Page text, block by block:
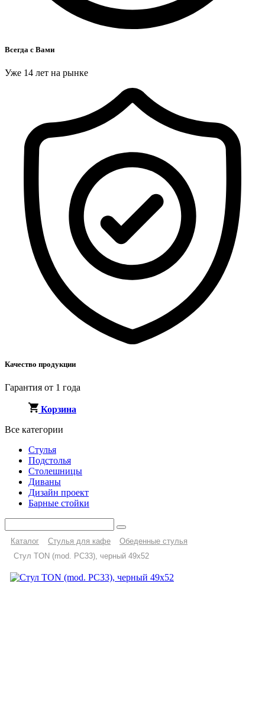
Всегда с Вами
Уже 14 лет на рынке
Качество продукции
Гарантия от 1 года
Корзина
Все категории
Стулья
Подстолья
Столешницы
Диваны
Дизайн проект
Барные стойки
Каталог Стулья для кафе
Обеденные стулья
Стул TON (mod. PC33), черный 49х52